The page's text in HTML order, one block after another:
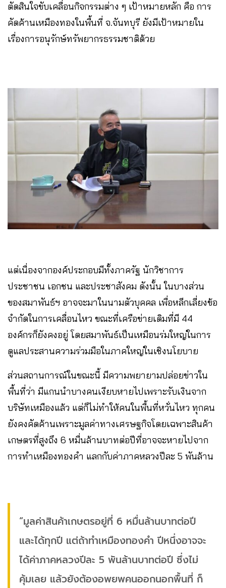
ตัดสินใจขับเคลื่อนกิจกรรมต่าง ๆ เป้าหมายหลัก คือ การ
คัดค้านเหมืองทองในพื้นที่ จ.จันทบุรี ยังมีเป้าหมายใน
เรื่องการอนุรักษ์ทรัพยากรธรรมชาติด้วย
แต่เนื่องจากองค์ประกอบมีทั้งภาครัฐ นักวิชาการ
ประชาชน เอกชน และประชาสังคม ดังนั้น ในบางส่วน
ของสมาพันธ์ฯ อาจจะมาในนามตัวบุคคล เพื่อหลีกเลี่ยงข้อ
จำกัดในการเคลื่อนไหว ขณะที่เครือข่ายเดิมที่มี 44
องค์กรก็ยังคงอยู่ โดยสมาพันธ์เป็นเหมือนร่มใหญ่ในการ
ดูแลประสานความร่วมมือในภาคใหญ่ในเชิงนโยบาย
ส่วนสถานการณ์ในขณะนี้ มีความพยายามปล่อยข่าวใน
พื้นที่ว่า มีแกนนำบางคนเงียบหายไปเพราะรับเงินจาก
บริษัทเหมืองแล้ว แต่ก็ไม่ทำให้คนในพื้นที่หวั่นไหว ทุกคน
ยังคงคัดค้านเพราะมูลค่าทางเศรษฐกิจโดยเฉพาะสินค้า
เกษตรที่สูงถึง 6 หมื่นล้านบาทต่อปีที่อาจจะหายไปจาก
การทำเหมืองทองคำ แลกกับค่าภาคหลวงปีละ 5 พันล้าน
“มูลค่าสินค้าเกษตรอยู่ที่ 6 หมื่นล้านบาทต่อปี
และได้ทุกปี แต่ถ้าทำเหมืองทองคำ ปีหนึ่งอาจจะ
ได้ค่าภาคหลวงปีละ 5 พันล้านบาทต่อปี ซึ่งไม่
คุ้มเลย แล้วยังต้องอพยพคนออกนอกพื้นที่ ก็